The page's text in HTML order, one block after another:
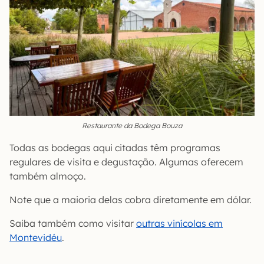
Restaurante da Bodega Bouza
Todas as bodegas aqui citadas têm programas
regulares de visita e degustação. Algumas oferecem
também almoço.
Note que a maioria delas cobra diretamente em dólar.
Saiba também como visitar outras vinícolas em
Montevidéu.